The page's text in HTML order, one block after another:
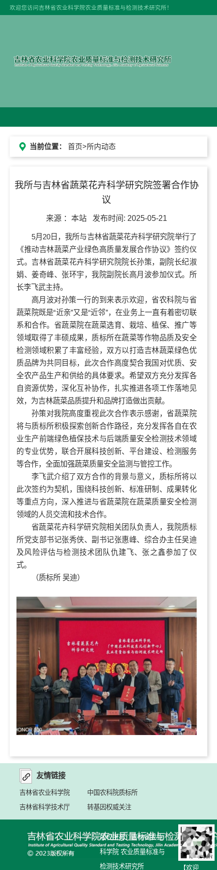
欢迎您访问吉林省农业科学院农业质量标准与检测技术研究所！
当前位置： 首页>所内动态
我所与吉林省蔬菜花卉科学研究院签署合作协
议
来源 ： 本站 发布时间: 2025-05-21
5月20日，我所与吉林省蔬菜花卉科学研究院举行了
《推动吉林蔬菜产业绿色高质量发展合作协议》签约仪
式。吉林省蔬菜花卉科学研究院院长孙策，副院长纪淑
娟、姜奇峰、张环宇，我院副院长高月波参加仪式。所
长李飞武主持。
高月波对孙策一行的到来表示欢迎，省农科院与省
蔬菜院既是“近亲”又是“近邻”，在业务上一直有着密切联
系和合作。省蔬菜院在蔬菜选育、栽培、植保、推广等
领域取得了丰硕成果，质标所在蔬菜等作物品质及安全
检测领域积累了丰富经验，双方以打造吉林蔬菜绿色优
质品牌为共同目标，此次合作高度契合我国对优质、安
全农产品生产和供给的具体要求。希望双方充分发挥各
自资源优势，深化互补协作，扎实推进各项工作落地见
效，为吉林蔬菜品质提升和品牌打造做出贡献。
孙策对我院高度重视此次合作表示感谢，省蔬菜院
将与质标所积极探索创新合作路径，充分发挥各自在农
业生产前端绿色植保技术与后端质量安全检测技术领域
的专业优势，联合开展科技创新、平台建设、检测服务
等合作，全面加强蔬菜质量安全监测与管控工作。
李飞武介绍了双方合作的背景与意义，质标所将以
此次签约为契机，围绕科技创新、标准研制、成果转化
等重点方向，深入推进与省蔬菜院在蔬菜质量安全检测
领域的人员交流和技术合作。
省蔬菜花卉科学研究院相关团队负责人，我院质标
所党支部书记张秀侠、副书记张惠峰、综合办主任吴迪
及风险评估与检测技术团队仇建飞、张之鑫参加了仪
式。
（质标所 吴迪）
友情链接
吉林省农业科学院
中国农科院质标所
吉林省科学技术厅
转基因权威关注
版权所有：吉林省农业
科学院 农业质量标准与
检测技术研究所
【欢迎